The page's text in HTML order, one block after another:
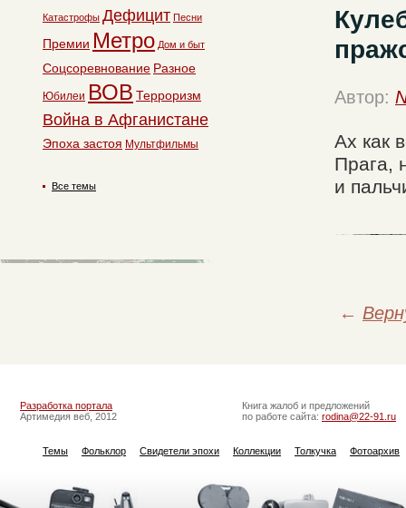
Автор:
Ах как
Прага,
и
←
Катастрофы Дефицит Песни
Премии Метро Дом и быт
Соцсоревнование Разное
Юбилеи ВОВ Терроризм
Война в Афганистане
Эпоха застоя Мультфильмы
Все темы
Разработка портала
Артимедия веб, 2012
Книга жалоб и предложений
по работе сайта: rodina@22-91.ru
Темы Фольклор Свидетели эпохи Коллекции Толкучка Фотоархив